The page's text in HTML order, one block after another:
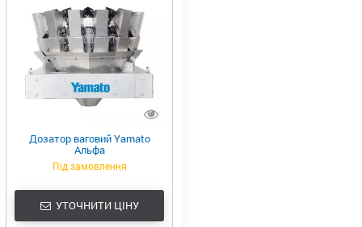
Дозатор ваговий Yamato
Альфа
Під замовлення
УТОЧНИТИ ЦІНУ